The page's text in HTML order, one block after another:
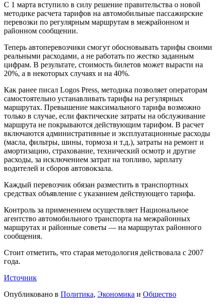
С 1 марта вступило в силу решение правительства о новой
методике расчета тарифов на автомобильные пассажирские
перевозки по регулярным маршрутам в межрайонном и
районном сообщении.
Теперь автоперевозчики смогут обосновывать тарифы своими
реальными расходами, а не работать по жестко заданным
цифрам. В результате, стоимость билетов может вырасти на
20%, а в некоторых случаях и на 40%.
Как ранее писал Logos Press, методика позволяет операторам
самостоятельно устанавливать тарифы на регулярных
маршрутах. Превышение максимального тарифа возможно
только в случае, если фактические затраты на обслуживание
маршрута не покрываются действующим тарифом. В расчет
включаются административные и эксплуатационные расходы
(масла, фильтры, шины, тормоза и т.д.), затраты на ремонт и
амортизацию, страхование, технический осмотр и другие
расходы, за исключением затрат на топливо, зарплату
водителей и сборов автовокзала.
Каждый перевозчик обязан разместить в транспортных
средствах объявление с указанием действующего тарифа.
Контроль за применением осуществляет Национальное
агентство автомобильного транспорта на межрайонных
маршрутах и районные советы — на маршрутах районного
сообщения.
Стоит отметить, что старая методология действовала с 2007
года.
Источник
Опубликовано в Политика, Экономика и Общество